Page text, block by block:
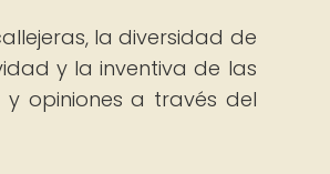
la diversidad de
y la inventiva de las
opiniones a través del